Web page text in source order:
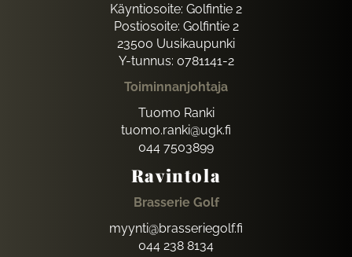
Käyntiosoite: Golfintie 2
Postiosoite: Golfintie 2
23500 Uusikaupunki
Y-tunnus: 0781141-2
Toiminnanjohtaja
Tuomo Ranki
tuomo.ranki@ugk.fi
044 7503899
Ravintola
Brasserie Golf
myynti@brasseriegolf.fi
044 238 8134